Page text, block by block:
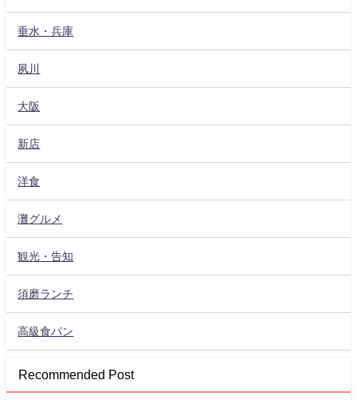
垂水・兵庫
夙川
大阪
新店
洋食
灘グルメ
観光・告知
須磨ランチ
高級食パン
Recommended Post